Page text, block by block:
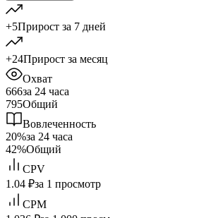
+5Прирост за 7 дней
+24Прирост за месяц
Охват
666за 24 часа
795Общий
Вовлеченность
20%за 24 часа
42%Общий
CPV
1.04 ₽за 1 просмотр
CPM